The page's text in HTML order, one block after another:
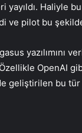
Haliyle bu
ve pilot bu
yazılımını
OpenAI
geliştirilen bu tür